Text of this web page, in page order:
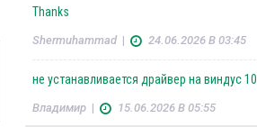
Thanks
Shermuhammad| 24.06.2026 В 03:45
не устанавливается драйвер на виндус 10.
Владимир| 15.06.2026 В 05:55